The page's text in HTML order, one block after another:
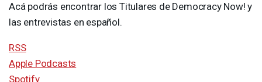
Acá podrás encontrar los Titulares de Democracy Now! y
las entrevistas en español.
RSS
Apple Podcasts
Spotify